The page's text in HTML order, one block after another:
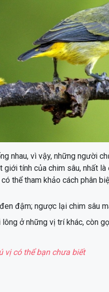
nhau, vì vậy, những người
tính của chim sâu, nhất
thể tham khảo cách phân
đậm; ngược lại chim sâu
ở những vị trí khác, còn
vị có thể bạn chưa biết